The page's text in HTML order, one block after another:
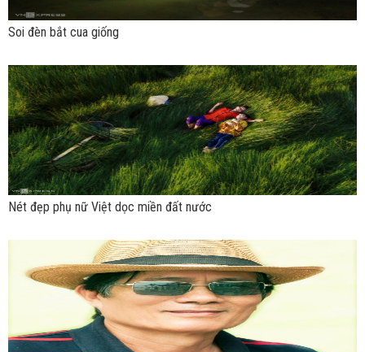
Soi đèn bắt cua giống
Nét đẹp phụ nữ Việt dọc miền đất nước